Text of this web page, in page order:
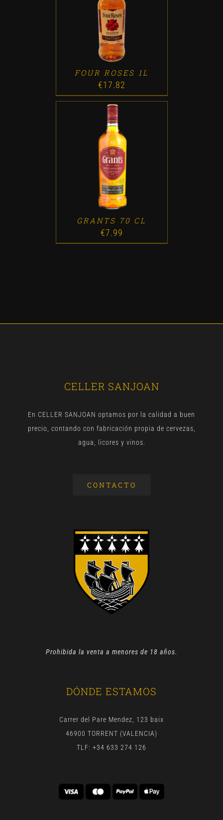
ADD TO CART / DETALLES
FOUR ROSES 1L
€17.82
ADD TO CART / DETALLES
GRANTS 70 CL
€7.99
CELLER SANJOAN
En CELLER SANJOAN optamos por la calidad a buen
precio, contando con fabricación propia de cervezas,
agua, licores y vinos.
CONTACTO
Prohibida la venta a menores de 18 años.
DÓNDE ESTAMOS
Carrer del Pare Mendez, 123 baix
46900 TORRENT (VALENCIA)
TLF: +34 633 274 126